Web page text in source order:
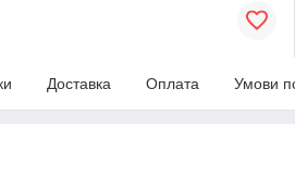
Доставка Оплата Умови